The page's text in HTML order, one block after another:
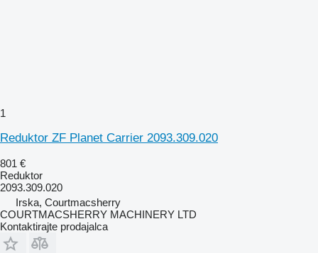
1
Reduktor ZF Planet Carrier 2093.309.020
801 €
Reduktor
2093.309.020
Irska, Courtmacsherry
COURTMACSHERRY MACHINERY LTD
Kontaktirajte prodajalca